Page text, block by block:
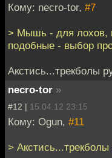
Кому: necro-tor, #7
> Мышь - для лохов,
подобные - выбор
Акстись...трекболы
necro-tor »
#12 | 15.04.12 23:15
Кому: Ogun, #11
> Акстись...трекболы